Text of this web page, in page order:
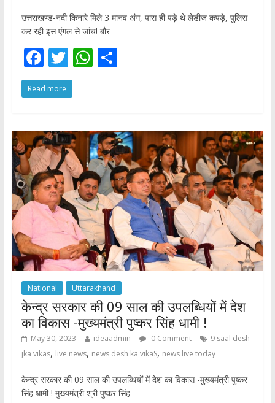
उत्तराखण्ड-नदी किनारे मिले 3 मानव अंग, पास ही पड़े थे लेडीज कपड़े, पुलिस
कर रही इस एंगल से जांच! बौर
F
ac
e
o
o
k
T
w
itt
W
A
p
p
S
Read more
National Uttarakhand
केन्द्र सरकार की 09 साल की उपलब्धियों में देश
का विकास -मुख्यमंत्री पुष्कर सिंह धामी !
May 30, 2023 ideaadmin 0 Comment
9 saal desh
jka vikas, live news, news desh ka vikaS, news live today
केन्द्र सरकार की 09 साल की उपलब्धियों में देश का विकास -मुख्यमंत्री पुष्कर
सिंह धामी ! मुख्यमंत्री श्री पुष्कर सिंह